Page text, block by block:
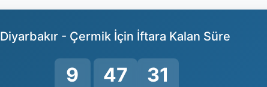
Diyarbakır - Çermik İçin İftara Kalan Süre
9 47 30